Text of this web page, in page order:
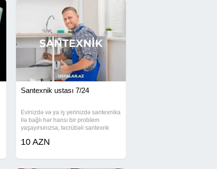
Santexnik ustası 7/24
Evinizdə və ya iş yerinizdə santexnika
ilə bağlı hər hansı bir problem
yaşayırsınızsa, təcrübəli santexnk
xidmət təqdim edir. Xidmətlərimiz: -
10 AZN